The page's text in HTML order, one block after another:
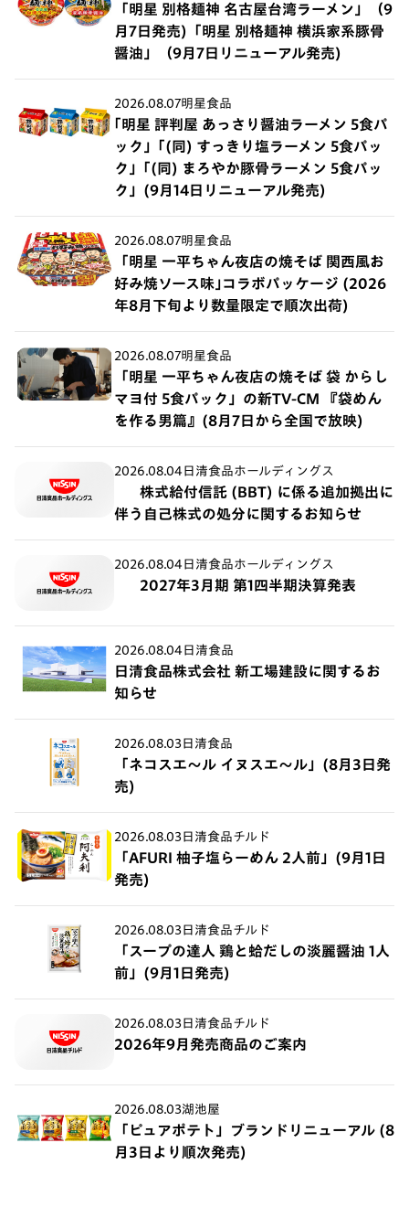
「明星 別格麺神 名古屋台湾ラーメン」（9
月7日発売)「明星 別格麺神 横浜家系豚骨
醤油」（9月7日リニューアル発売)
2026.08.07明星食品
｢明星 評判屋 あっさり醤油ラーメン 5食パ
ック」｢(同) すっきり塩ラーメン 5食パッ
ク」｢(同) まろやか豚骨ラーメン 5食パッ
ク」(9月14日リニューアル発売)
2026.08.07明星食品
「明星 一平ちゃん夜店の焼そば 関西風お
好み焼ソース味｣コラボパッケージ (2026
年8月下旬より数量限定で順次出荷)
2026.08.07明星食品
「明星 一平ちゃん夜店の焼そば 袋 からし
マヨ付 5食パック」の新TV-CM 『袋めん
を作る男篇』(8月7日から全国で放映)
2026.08.04 日清食品ホールディングス
株式給付信託 (BBT) に係る追加拠出に
伴う自己株式の処分に関するお知らせ
2026.08.04 日清食品ホールディングス
2027年3月期 第1四半期決算発表
2026.08.04 日清食品
日清食品株式会社 新工場建設に関するお
知らせ
2026.08.03 日清食品
「ネコスエ～ル イヌスエ～ル」(8月3日発
売)
2026.08.03 日清食品チルド
「AFURI 柚子塩らーめん 2人前」(9月1日
発売)
2026.08.03 日清食品チルド
「スープの達人 鶏と蛤だしの淡麗醤油 1人
前」(9月1日発売)
2026.08.03 日清食品チルド
2026年9月発売商品のご案内
2026.08.03湖池屋
「ピュアポテト」ブランドリニューアル (8
月3日より順次発売)